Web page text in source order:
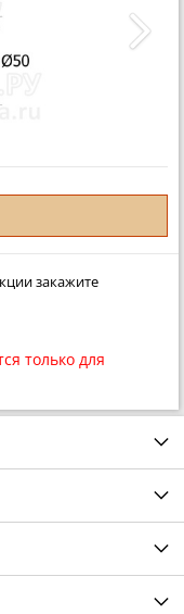
закажите
только для